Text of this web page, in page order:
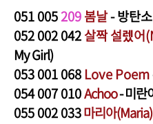
051005209봄날- 방탄
052002 042살짝 설렜
My Girl)
053001 068Love Poem
054007 010Achoo- 미란
055002 033마리아(Maria)